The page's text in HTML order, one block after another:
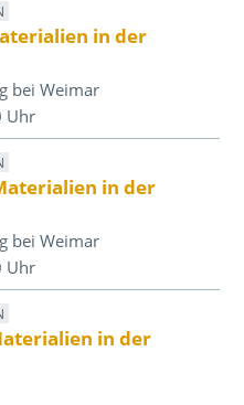
in der
bei Weimar
Uhr
in der
bei Weimar
Uhr
in der